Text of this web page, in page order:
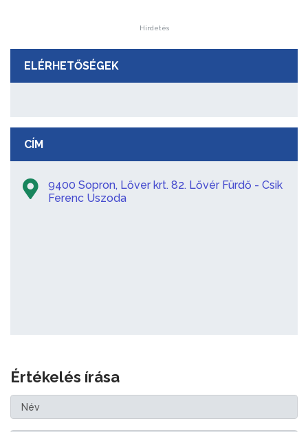
Hirdetés
ELÉRHETŐSÉGEK
CÍM
9400 Sopron, Lőver krt. 82. Lővér Fürdő - Csik
Ferenc Uszoda
Értékelés írása